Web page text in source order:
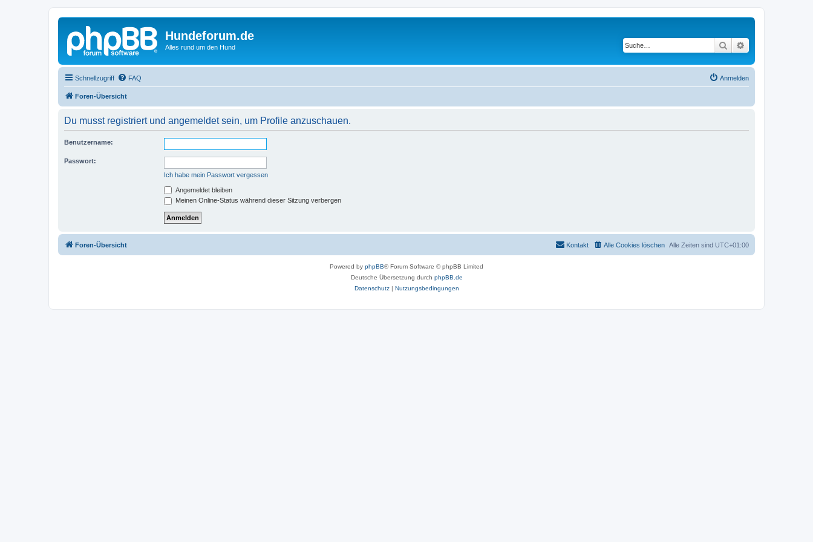
Hundeforum.de
Alles rund um den Hund Suche
Schnellzugriff FAQ Anmelden
Foren-Übersicht
Du musst registriert und angemeldet sein, um Profile anzuschauen.
Benutzername:
Passwort:
Ich habe mein Passwort vergessen
Angemeldet bleiben
Meinen Online-Status während dieser Sitzung verbergen
Foren-Übersicht Alle Zeiten sind UTC+01:00
Alle Cookies löschen
Kontakt
Powered by phpBB® Forum Software © phpBB Limited
Deutsche Übersetzung durch phpBB.de
Datenschutz| Nutzungsbedingungen